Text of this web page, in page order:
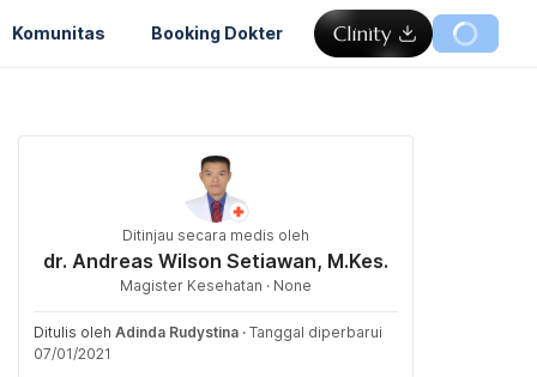
Komunitas Booking Dokter
Ditinjau secara medis oleh
dr. Andreas Wilson Setiawan, M.Kes.
Magister Kesehatan · None
Ditulis oleh Adinda Rudystina · Tanggal diperbarui
07/01/2021